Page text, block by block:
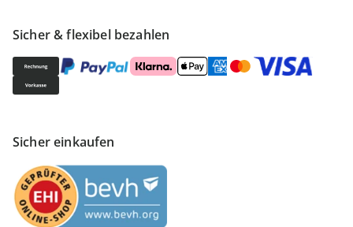
Sicher & flexibel bezahlen
Sicher einkaufen